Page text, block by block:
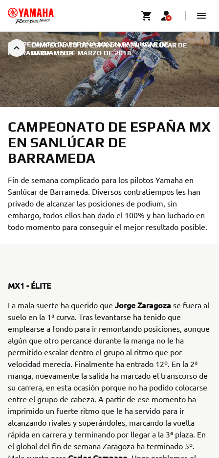
CAMPEONATO DE ESPAÑA MX EN SANLÚCAR DE
BARRAMEDA
CAMPEONATO DE ESPAÑA MX EN SANLÚCAR DE
BARRAMEDA | 5 DE MARZO DE 2018
CAMPEONATO DE ESPAÑA MX
EN SANLÚCAR DE
BARRAMEDA
Fin de semana complicado para los pilotos Yamaha en
Sanlúcar de Barrameda. Diversos contratiempos les han
privado de alcanzar las posiciones de podium, sin
embargo, todos ellos han dado el 100% y han luchado en
todo momento para conseguir el mejor resultado posible.
MX1 - ÉLITE
La mala suerte ha querido que Jorge Zaragoza se fuera al
suelo en la 1ª curva. Tras levantarse ha tenido que
emplearse a fondo para ir remontando posiciones, aunque
algún que otro percance durante la manga no le ha
permitido escalar dentro el grupo al ritmo que por
velocidad merecía. Finalmente ha entrado 12º. En la 2ª
manga, nuevamente la salida ha marcado el transcurso de
su carrera, en esta ocasión porque no ha podido colocarse
entre el grupo de cabeza. A partir de ese momento ha
imprimido un fuerte ritmo que le ha servido para ir
alcanzando rivales y superándoles, marcando la vuelta
rápida en carrera y terminando por llegar a la 3ª plaza. En
el global del fin de semana Zaragoza ha terminado 5º.